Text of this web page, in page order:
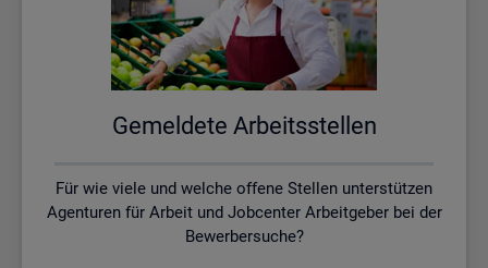
Ge­mel­de­te Ar­beits­stel­len
Für wie viele und welche offene Stellen unterstützen
Agenturen für Arbeit und Jobcenter Arbeitgeber bei der
Bewerbersuche?